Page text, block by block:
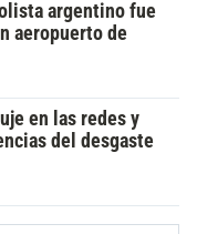
argentino fue
aeropuerto de
en las redes y
del desgaste